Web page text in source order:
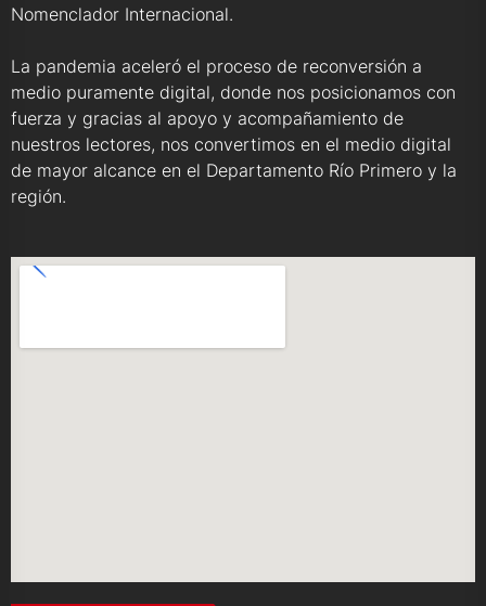
Nomenclador Internacional.
La pandemia aceleró el proceso de reconversión a
medio puramente digital, donde nos posicionamos con
fuerza y gracias al apoyo y acompañamiento de
nuestros lectores, nos convertimos en el medio digital
de mayor alcance en el Departamento Río Primero y la
región.